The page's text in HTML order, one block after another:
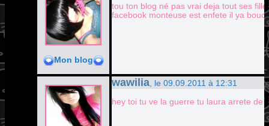
Mon blog
tou ton blog né pas vrai deja tout ses
facebook monteuse est enfete il ya
wawilia , le 09.09.2011 à 12:31
hey toi tu ve la guerre tu laura arrete de